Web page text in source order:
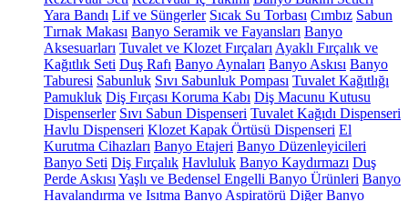
Yara Bandı Lif ve Süngerler Sıcak Su Torbası Cımbız Sabun
Tırnak Makası Banyo Seramik ve Fayansları Banyo
Aksesuarları Tuvalet ve Klozet Fırçaları Ayaklı Fırçalık ve
Kağıtlık Seti Duş Rafı Banyo Aynaları Banyo Askısı Banyo
Taburesi Sabunluk Sıvı Sabunluk Pompası Tuvalet Kağıtlığı
Pamukluk Diş Fırçası Koruma Kabı Diş Macunu Kutusu
Dispenserler Sıvı Sabun Dispenseri Tuvalet Kağıdı Dispenseri
Havlu Dispenseri Klozet Kapak Örtüsü Dispenseri El
Kurutma Cihazları Banyo Etajeri Banyo Düzenleyicileri
Banyo Seti Diş Fırçalık Havluluk Banyo Kaydırmazı Duş
Perde Askısı Yaşlı ve Bedensel Engelli Banyo Ürünleri Banyo
Havalandırma ve Isıtma Banyo Aspiratörü Diğer Banyo